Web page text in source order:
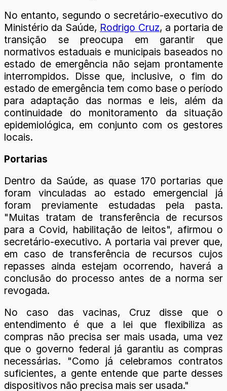
No entanto, segundo o secretário-executivo do
Ministério da Saúde, Rodrigo Cruz, a portaria de
transição se preocupa em garantir que
normativos estaduais e municipais baseados no
estado de emergência não sejam prontamente
interrompidos. Disse que, inclusive, o fim do
estado de emergência tem como base o período
para adaptação das normas e leis, além da
continuidade do monitoramento da situação
epidemiológica, em conjunto com os gestores
locais.
Portarias
Dentro da Saúde, as quase 170 portarias que
foram vinculadas ao estado emergencial já
foram previamente estudadas pela pasta.
"Muitas tratam de transferência de recursos
para a Covid, habilitação de leitos", afirmou o
secretário-executivo. A portaria vai prever que,
em caso de transferência de recursos cujos
repasses ainda estejam ocorrendo, haverá a
conclusão do processo antes de a norma ser
revogada.
No caso das vacinas, Cruz disse que o
entendimento é que a lei que flexibiliza as
compras não precisa ser mais usada, uma vez
que o governo federal já garantiu as compras
necessárias. "Como já celebramos contratos
suficientes, a gente entende que parte desses
dispositivos não precisa mais ser usada."